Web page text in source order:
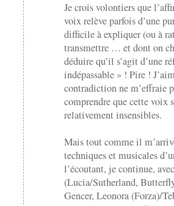
Je crois volontiers que
voix relève parfois d’une
difficile à expliquer (ou à
transmettre … et dont on
déduire qu’il s’agit d’une
indépassable » ! Pire !
contradiction ne m’effraie
comprendre que cette voix
relativement insensibles.
Mais tout comme il
techniques et musicales
l’écoutant, je continue,
(Lucia/Sutherland,
Gencer, Leonora (Forza)/